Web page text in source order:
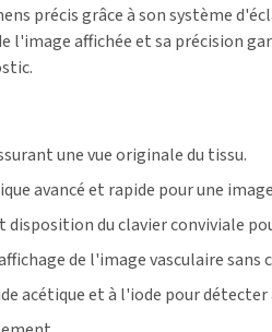
précis grâce à son système
l'image affichée et sa précision
une vue originale du tissu.
avancé et rapide pour une
disposition du clavier conviviale
de l'image vasculaire
acétique et à l'iode pour